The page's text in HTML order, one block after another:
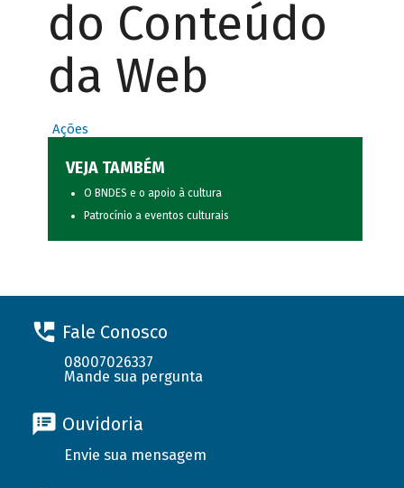
do Conteúdo
da Web
Ações
VEJA TAMBÉM
O BNDES e o apoio à cultura
Patrocínio a eventos culturais
Fale Conosco
08007026337
Mande sua pergunta
Ouvidoria
Envie sua mensagem